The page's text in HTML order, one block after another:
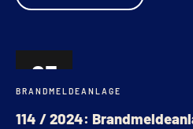
03
JULI
BRANDMELDEANLAGE
114 / 2024: